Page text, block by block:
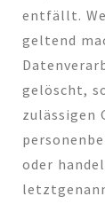
entfällt.
geltend
gelöscht,
zulässigen
oder